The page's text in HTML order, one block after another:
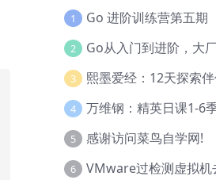
1 Go 进阶训练营第五期
2
3
4
5 感谢访问菜鸟自学网!
6